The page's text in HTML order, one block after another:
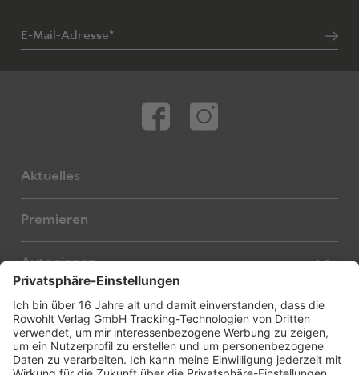
E-Mail-Adresse*
Aktuelles
Premieren
Autor:innen
Übersetzer:innen
Bearbeiter:innen
Stücke
Neue Stücke
E-Books
Foreign Rights